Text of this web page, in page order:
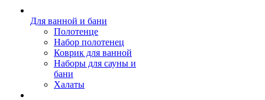
Для ванной и бани
Полотенце
Набор полотенец
Коврик для ванной
Наборы для сауны и
бани
Халаты